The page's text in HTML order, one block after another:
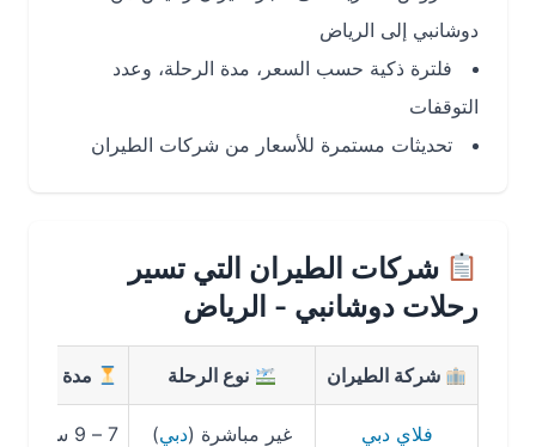
دوشانبي إلى الرياض
فلترة ذكية حسب السعر، مدة الرحلة، وعدد
التوقفات
تحديثات مستمرة للأسعار من شركات الطيران
شركات الطيران التي تسير
رحلات دوشانبي - الرياض
شركة الطيران نوع الرحلة مدة الرحلة
فلاي دبي غير مباشرة (دبي) 7 – 9 ساعات